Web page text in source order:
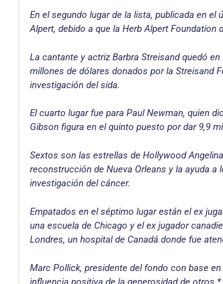
En el segundo lugar de la lista, publicada en
Alpert, debido a que la Herb Alpert
La cantante y actriz Barbra Streisand quedó
millones de dólares donados por la Streisand
investigación del sida.
El cuarto lugar fue para Paul Newman, quien
Gibson figura en el quinto puesto por dar 9,9
Sextos son las estrellas de Hollywood
reconstrucción de Nueva Orleans y la ayuda
investigación del cáncer.
Empatados en el séptimo lugar están el ex
una escuela de Chicago y el ex jugador
Londres, un hospital de Canadá donde fue
Marc Pollick, presidente del fondo con base
influencia positiva de la generosidad de otros.*